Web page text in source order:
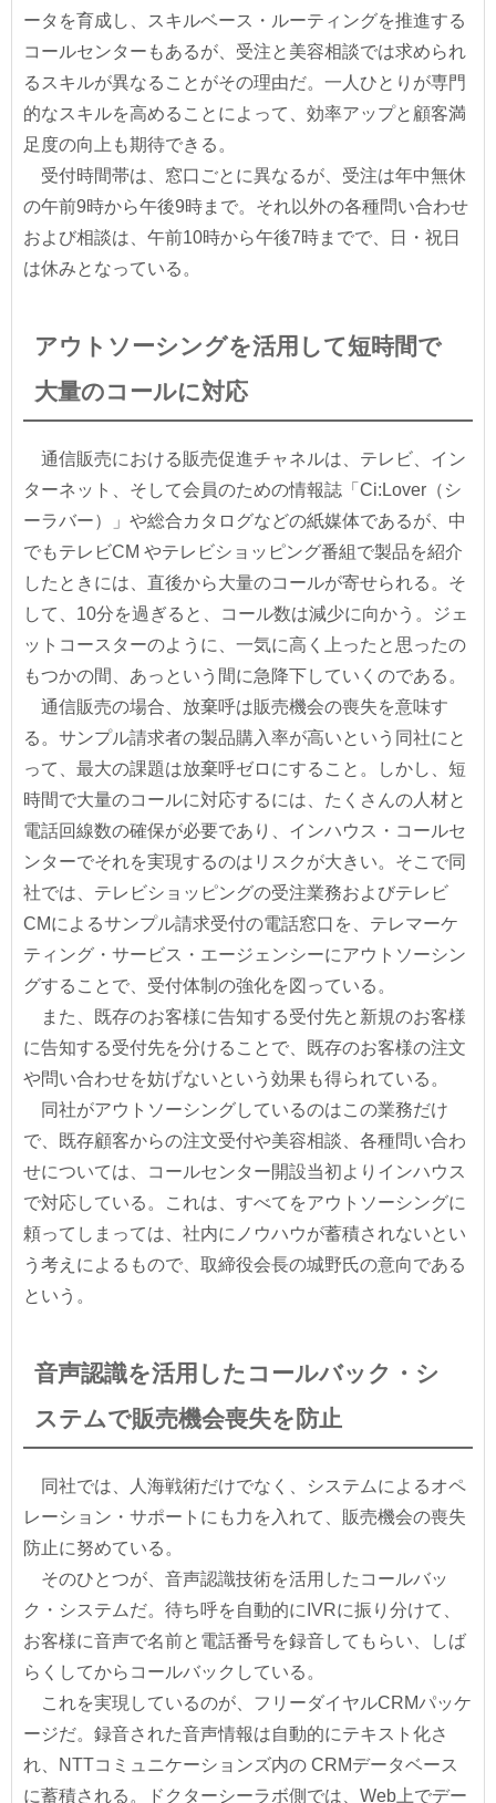
ータを育成し、スキルベース・ルーティングを推進する
コールセンターもあるが、受注と美容相談では求められ
るスキルが異なることがその理由だ。一人ひとりが専門
的なスキルを高めることによって、効率アップと顧客満
足度の向上も期待できる。
受付時間帯は、窓口ごとに異なるが、受注は年中無休
の午前9時から午後9時まで。それ以外の各種問い合わせ
および相談は、午前10時から午後7時までで、日・祝日
は休みとなっている。
アウトソーシングを活用して短時間で
大量のコールに対応
通信販売における販売促進チャネルは、テレビ、イン
ターネット、そして会員のための情報誌「Ci:Lover（シ
ーラバー）」や総合カタログなどの紙媒体であるが、中
でもテレビCM やテレビショッピング番組で製品を紹介
したときには、直後から大量のコールが寄せられる。そ
して、10分を過ぎると、コール数は減少に向かう。ジェ
ットコースターのように、一気に高く上ったと思ったの
もつかの間、あっという間に急降下していくのである。
通信販売の場合、放棄呼は販売機会の喪失を意味す
る。サンプル請求者の製品購入率が高いという同社にと
って、最大の課題は放棄呼ゼロにすること。しかし、短
時間で大量のコールに対応するには、たくさんの人材と
電話回線数の確保が必要であり、インハウス・コールセ
ンターでそれを実現するのはリスクが大きい。そこで同
社では、テレビショッピングの受注業務およびテレビ
CMによるサンプル請求受付の電話窓口を、テレマーケ
ティング・サービス・エージェンシーにアウトソーシン
グすることで、受付体制の強化を図っている。
また、既存のお客様に告知する受付先と新規のお客様
に告知する受付先を分けることで、既存のお客様の注文
や問い合わせを妨げないという効果も得られている。
同社がアウトソーシングしているのはこの業務だけ
で、既存顧客からの注文受付や美容相談、各種問い合わ
せについては、コールセンター開設当初よりインハウス
で対応している。これは、すべてをアウトソーシングに
頼ってしまっては、社内にノウハウが蓄積されないとい
う考えによるもので、取締役会長の城野氏の意向である
という。
音声認識を活用したコールバック・シ
ステムで販売機会喪失を防止
同社では、人海戦術だけでなく、システムによるオペ
レーション・サポートにも力を入れて、販売機会の喪失
防止に努めている。
そのひとつが、音声認識技術を活用したコールバッ
ク・システムだ。待ち呼を自動的にIVRに振り分けて、
お客様に音声で名前と電話番号を録音してもらい、しば
らくしてからコールバックしている。
これを実現しているのが、フリーダイヤルCRMパッケ
ージだ。録音された音声情報は自動的にテキスト化さ
れ、NTTコミュニケーションズ内の CRMデータベース
に蓄積される。ドクターシーラボ側では、Web上でデー